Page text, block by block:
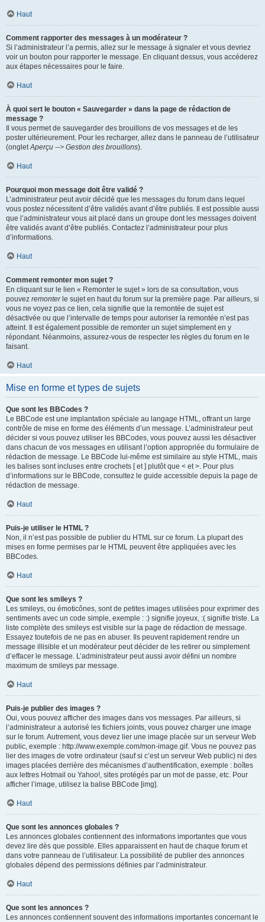
Haut
Comment rapporter des messages à un modérateur ?
Si l’administrateur l’a permis, allez sur le message à signaler et vous devriez
voir un bouton pour rapporter le message. En cliquant dessus, vous accéderez
aux étapes nécessaires pour le faire.
Haut
À quoi sert le bouton « Sauvegarder » dans la page de rédaction de
message ?
Il vous permet de sauvegarder des brouillons de vos messages et de les
poster ultérieurement. Pour les recharger, allez dans le panneau de l’utilisateur
(ongletAperçu --> Gestion des brouillons).
Haut
Pourquoi mon message doit être validé ?
L’administrateur peut avoir décidé que les messages du forum dans lequel
vous postez nécessitent d’être validés avant d’être publiés. Il est possible aussi
que l’administrateur vous ait placé dans un groupe dont les messages doivent
être validés avant d’être publiés. Contactez l’administrateur pour plus
d’informations.
Haut
Comment remonter mon sujet ?
En cliquant sur le lien « Remonter le sujet » lors de sa consultation, vous
pouvez remonterle sujet en haut du forum sur la première page. Par ailleurs, si
vous ne voyez pas ce lien, cela signifie que la remontée de sujet est
désactivée ou que l’intervalle de temps pour autoriser la remontée n’est pas
atteint. Il est également possible de remonter un sujet simplement en y
répondant. Néanmoins, assurez-vous de respecter les règles du forum en le
faisant.
Haut
Mise en forme et types de sujets
Que sont les BBCodes ?
Le BBCode est une implantation spéciale au langage HTML, offrant un large
contrôle de mise en forme des éléments d’un message. L’administrateur peut
décider si vous pouvez utiliser les BBCodes, vous pouvez aussi les désactiver
dans chacun de vos messages en utilisant l’option appropriée du formulaire de
rédaction de message. Le BBCode lui-même est similaire au style HTML, mais
les balises sont incluses entre crochets [ et ] plutôt que < et >. Pour plus
d’informations sur le BBCode, consultez le guide accessible depuis la page de
rédaction de message.
Haut
Puis-je utiliser le HTML ?
Non, il n’est pas possible de publier du HTML sur ce forum. La plupart des
mises en forme permises par le HTML peuvent être appliquées avec les
BBCodes.
Haut
Que sont les smileys ?
Les smileys, ou émoticônes, sont de petites images utilisées pour exprimer des
sentiments avec un code simple, exemple : :) signifie joyeux, :( signifie triste. La
liste complète des smileys est visible sur la page de rédaction de message.
Essayez toutefois de ne pas en abuser. Ils peuvent rapidement rendre un
message illisible et un modérateur peut décider de les retirer ou simplement
d’effacer le message. L’administrateur peut aussi avoir défini un nombre
maximum de smileys par message.
Haut
Puis-je publier des images ?
Oui, vous pouvez afficher des images dans vos messages. Par ailleurs, si
l’administrateur a autorisé les fichiers joints, vous pouvez charger une image
sur le forum. Autrement, vous devez lier une image placée sur un serveur Web
public, exemple : http://www.exemple.com/mon-image.gif. Vous ne pouvez pas
lier des images de votre ordinateur (sauf si c’est un serveur Web public) ni des
images placées derrière des mécanismes d’authentification, exemple : boîtes
aux lettres Hotmail ou Yahoo!, sites protégés par un mot de passe, etc. Pour
afficher l’image, utilisez la balise BBCode [img].
Haut
Que sont les annonces globales ?
Les annonces globales contiennent des informations importantes que vous
devez lire dès que possible. Elles apparaissent en haut de chaque forum et
dans votre panneau de l’utilisateur. La possibilité de publier des annonces
globales dépend des permissions définies par l’administrateur.
Haut
Que sont les annonces ?
Les annonces contiennent souvent des informations importantes concernant le